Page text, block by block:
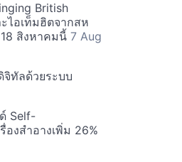
British
ไอเท็มฮิตจากสห
สิงหาคมนี้ 7 Aug
ทัลด้วยระบบ
Self-
งสำอางเพิ่ม 26%